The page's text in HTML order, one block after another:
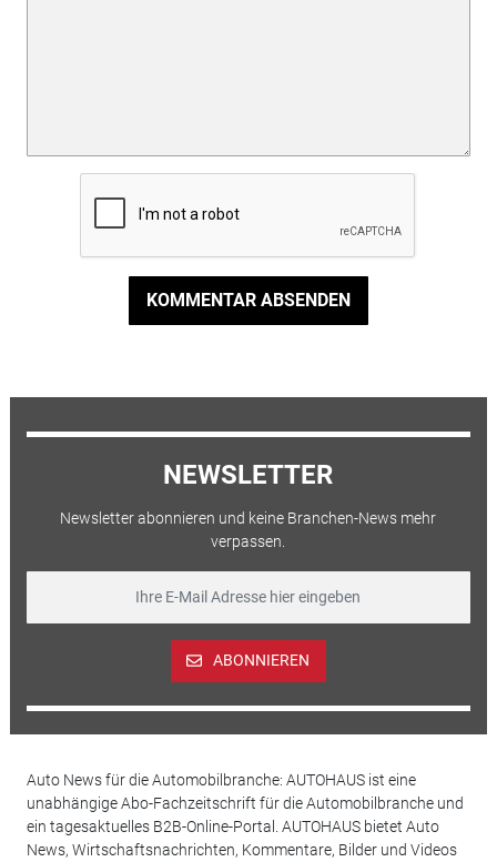
KOMMENTAR ABSENDEN
NEWSLETTER
Newsletter abonnieren und keine Branchen-News mehr
verpassen.
ABONNIEREN
Auto News für die Automobilbranche: AUTOHAUS ist eine
unabhängige Abo-Fachzeitschrift für die Automobilbranche und
ein tagesaktuelles B2B-Online-Portal. AUTOHAUS bietet Auto
News, Wirtschaftsnachrichten, Kommentare, Bilder und Videos